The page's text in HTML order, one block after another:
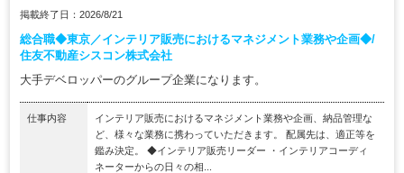
掲載終了日：2026/8/21
総合職◆東京／インテリア販売におけるマネジメント業務や企画◆/
住友不動産シスコン株式会社
大手デベロッパーのグループ企業になります。
仕事内容
インテリア販売におけるマネジメント業務や企画、納品管理な
ど、様々な業務に携わっていただきます。 配属先は、適正等を
鑑み決定。 ◆インテリア販売リーダー ・インテリアコーディ
ネーターからの日々の相...